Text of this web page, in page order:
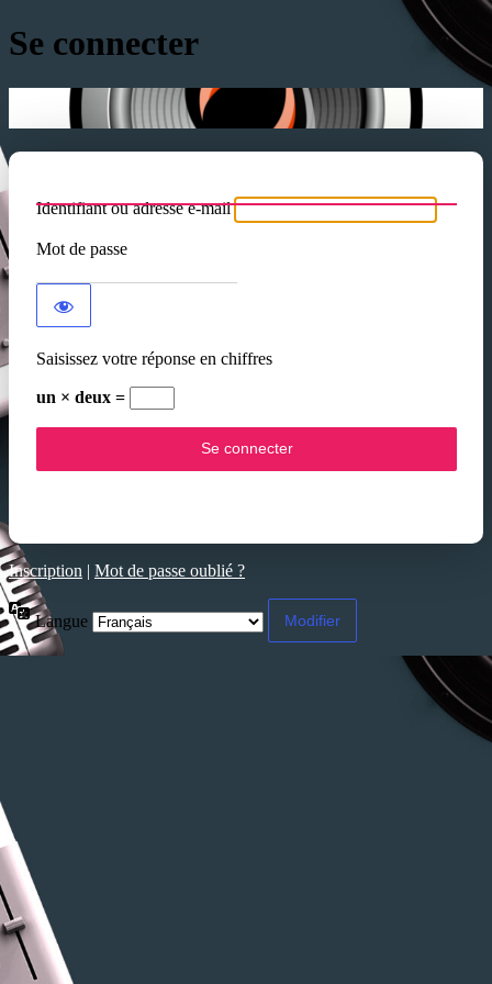
Se connecter
Identifiant ou adresse e-mail
Mot de passe
Saisissez votre réponse en chiffres
un × deux =
Inscription | Mot de passe oublié ?
Langue